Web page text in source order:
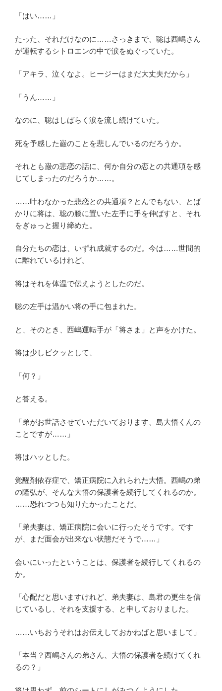
「はい……」
たった、それだけなのに……さっきまで、聡は西嶋さん
が運転するシトロエンの中で涙をぬぐっていた。
「アキラ、泣くなよ。ヒージーはまだ大丈夫だから」
「うん……」
なのに、聡はしばらく涙を流し続けていた。
死を予感した巌のことを悲しんでいるのだろうか。
それとも巌の悲恋の話に、何か自分の恋との共通項を感
じてしまったのだろうか……。
……叶わなかった悲恋との共通項？とんでもない、とば
かりに将は、聡の膝に置いた左手に手を伸ばすと、それ
をぎゅっと握り締めた。
自分たちの恋は、いずれ成就するのだ。今は……世間的
に離れているけれど。
将はそれを体温で伝えようとしたのだ。
聡の左手は温かい将の手に包まれた。
と、そのとき、西嶋運転手が「将さま」と声をかけた。
将は少しビクッとして、
「何？」
と答える。
「弟がお世話させていただいております、島大悟くんの
ことですが……」
将はハッとした。
覚醒剤依存症で、矯正病院に入れられた大悟。西嶋の弟
の隆弘が、そんな大悟の保護者を続行してくれるのか。
……恐れつつも知りたかったことだ。
「弟夫妻は、矯正病院に会いに行ったそうです。です
が、まだ面会が出来ない状態だそうで……」
会いにいったということは、保護者を続行してくれるの
か。
「心配だと思いますけれど、弟夫妻は、島君の更生を信
じているし、それを支援する、と申しておりました。
……いちおうそれはお伝えしておかねばと思いまして」
「本当？西嶋さんの弟さん、大悟の保護者を続けてくれ
るの？」